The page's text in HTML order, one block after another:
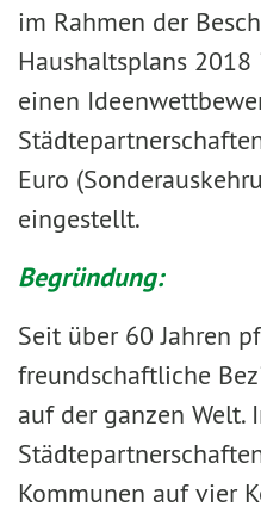
im Rahmen der
Haushaltsplans
einen
Euro
eingestellt.
Begründung:
Seit über 60 Jahren
freundschaftliche
auf der ganzen Welt.
Kommunen auf vier